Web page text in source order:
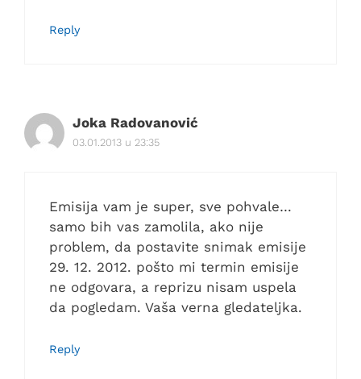
Reply
Joka Radovanović
03.01.2013 u 23:35
Emisija vam je super, sve pohvale…
samo bih vas zamolila, ako nije
problem, da postavite snimak emisije
29. 12. 2012. pošto mi termin emisije
ne odgovara, a reprizu nisam uspela
da pogledam. Vaša verna gledateljka.
Reply